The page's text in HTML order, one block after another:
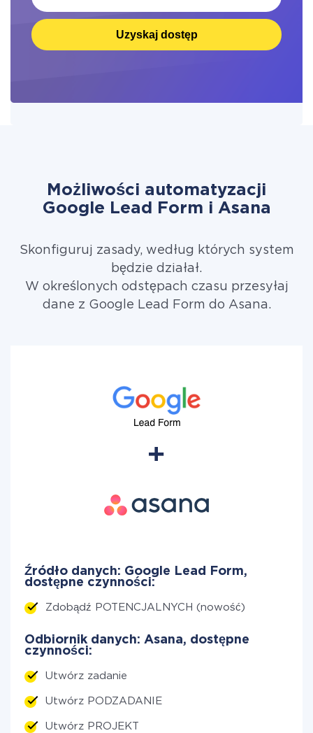
Uzyskaj dostęp
Możliwości automatyzacji
Google Lead Form i Asana
Skonfiguruj zasady, według których system
będzie działał.
W określonych odstępach czasu przesyłaj
dane z Google Lead Form do Asana.
Źródło danych: Google Lead Form,
dostępne czynności:
Zdobądź POTENCJALNYCH (nowość)
Odbiornik danych: Asana, dostępne
czynności:
Utwórz zadanie
Utwórz PODZADANIE
Utwórz PROJEKT